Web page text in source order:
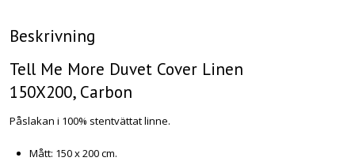
Beskrivning
Tell Me More Duvet Cover Linen
150X200, Carbon
Påslakan i 100% stentvättat linne.
Mått: 150 x 200 cm.